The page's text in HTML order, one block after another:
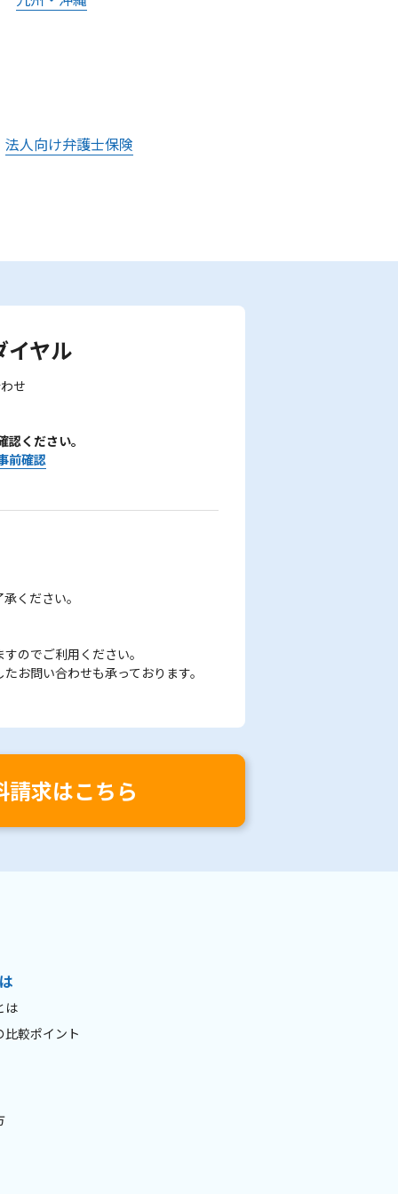
法人向け弁護士保険
イヤル
せ
ください。
前確認
ください。
のでご利用ください。
お問い合わせも承っております。
請求はこちら
は
較ポイント